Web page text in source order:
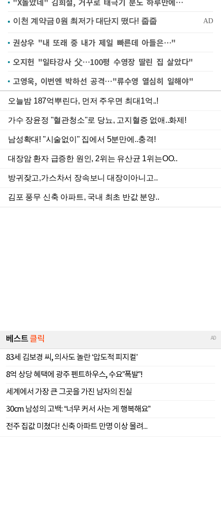
권상우 "내 또래 중 내가 제일 빠른데 아들은…"
오지헌 "일타강사 父…100평 수영장 딸린 집 살았다"
고영욱, 이번엔 박하선 공격…"류수영 열심히 일해야"